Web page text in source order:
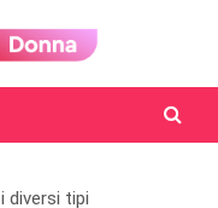
diversi tipi